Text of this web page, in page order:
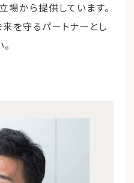
場から提供しています。
を守るパートナーとし